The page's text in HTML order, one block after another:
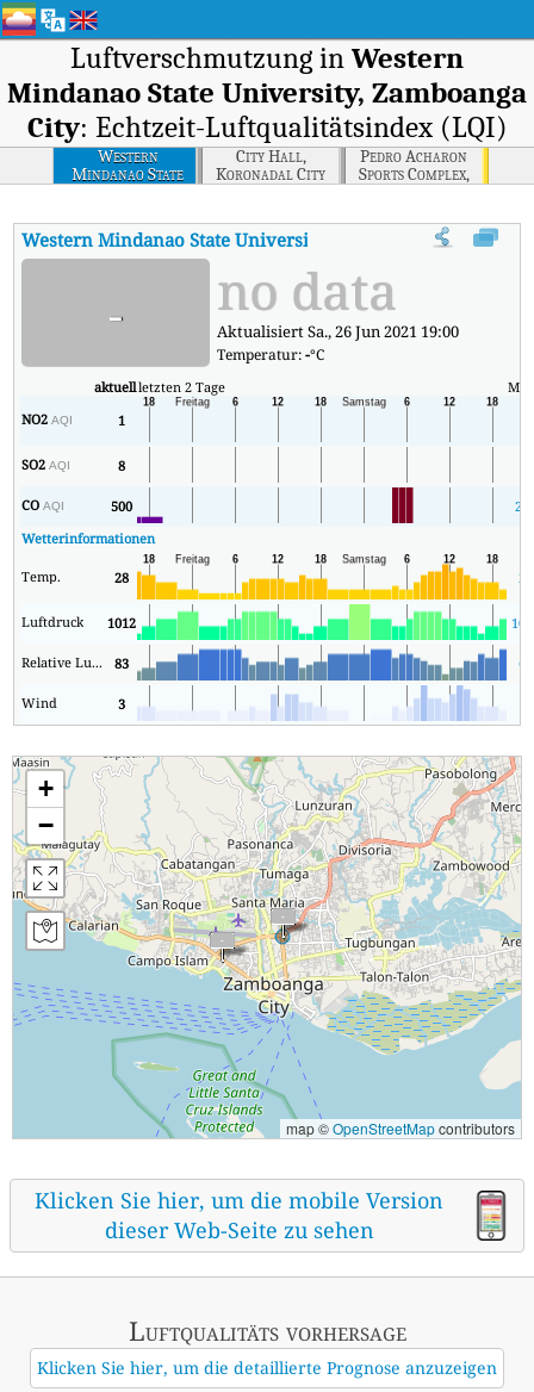
Luftverschmutzung in Western
Mindanao State University, Zamboanga
City: Echtzeit-Luftqualitätsindex (LQI)
Western
Mindanao State
University,
City Hall,
Koronadal City
Pedro Acharon
Sports Complex,
General Santos
Western Mindanao State University, Zamboanga City AQI
- no data
Aktualisiert Sa., 26 Jun 2021 19:00
Temperatur:-°C
aktuellletzten 2 Tage
NO2AQI 1
SO2AQI 8
COAQI 500
Wetterinformationen
Temp. 28 24
Luftdruck 1012
Relative Luftfeuchtigkeit 83 62
Wind 3
+
−
map ©OpenStreetMapcontributors
Klicken Sie hier, um die mobile Version
dieser Web-Seite zu sehen
Luftqualitäts vorhersage
Klicken Sie hier, um die detaillierte Prognose anzuzeigen